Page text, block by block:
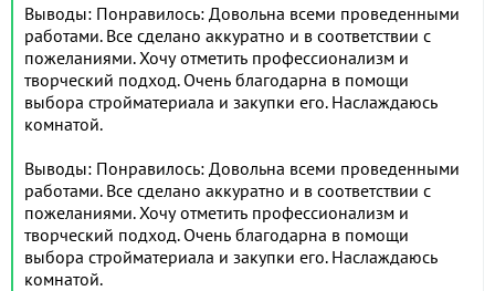
Выводы: Понравилось: Довольна всеми проведенными
работами. Все сделано аккуратно и в соответствии с
пожеланиями. Хочу отметить профессионализм и
творческий подход. Очень благодарна в помощи
выбора стройматериала и закупки его. Наслаждаюсь
комнатой.
Выводы: Понравилось: Довольна всеми проведенными
работами. Все сделано аккуратно и в соответствии с
пожеланиями. Хочу отметить профессионализм и
творческий подход. Очень благодарна в помощи
выбора стройматериала и закупки его. Наслаждаюсь
комнатой.